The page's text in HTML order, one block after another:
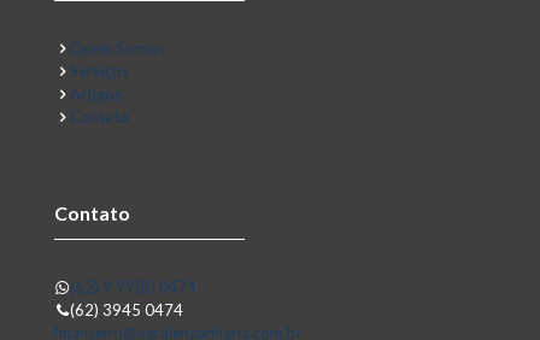
Quem Somos
Serviços
Artigos
Contato
Contato
(62) 9 9980 0474
(62) 3945 0474
financeiro@agralenganharia.com.br